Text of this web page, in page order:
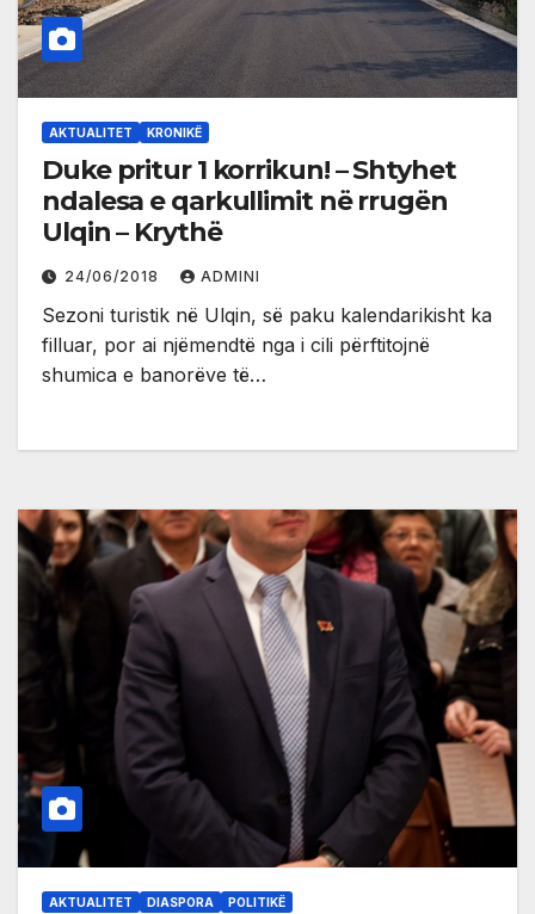
AKTUALITET KRONIKË
Duke pritur 1 korrikun! – Shtyhet
ndalesa e qarkullimit në rrugën
Ulqin – Krythë
24/06/2018 ADMINI
Sezoni turistik në Ulqin, së paku kalendarikisht ka
filluar, por ai njëmendtë nga i cili përftitojnë
shumica e banorëve të…
AKTUALITET DIASPORA POLITIKË